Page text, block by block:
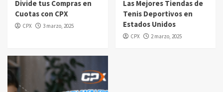
$20 de reintegro en tus compras Amazon
Prime Day Guatemala 2025
Divide tus Compras en
Cuotas con CPX
CPX 3 marzo, 2025
Las Mejores Tiendas de
Tenis Deportivos en
Estados Unidos
CPX 2 marzo, 2025